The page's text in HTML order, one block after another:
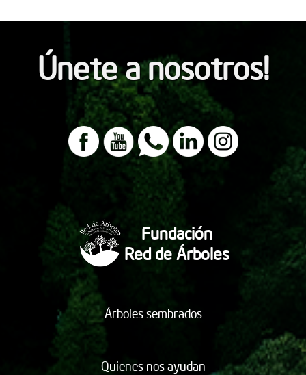
Únete a nosotros!
Fundación
Red de Árboles
Árboles sembrados
Quienes nos ayudan